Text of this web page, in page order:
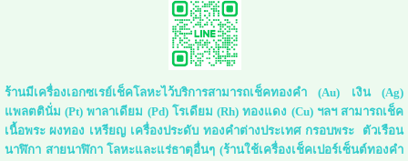
ร้านมีเครื่องเอกซเรย์เช็คโลหะไว้บริการสามารถเช็คทองคำ (Au) เงิน (Ag)
แพลตตินั่ม (Pt) พาลาเดียม (Pd) โรเดียม (Rh) ทองแดง (Cu) ฯลฯ สามารถเช็ค
เนื้อพระ ผงทอง เหรียญ เครื่องประดับ ทองคำต่างประเทศ กรอบพระ ตัวเรือน
นาฬิกา สายนาฬิกา โลหะและแร่ธาตุอื่นๆ (ร้านใช้เครื่องเช็คเปอร์เซ็นต์ทองคำ